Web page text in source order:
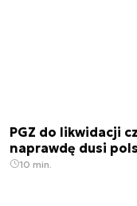
PGZ do likwidacji
naprawdę dusi
10 min.